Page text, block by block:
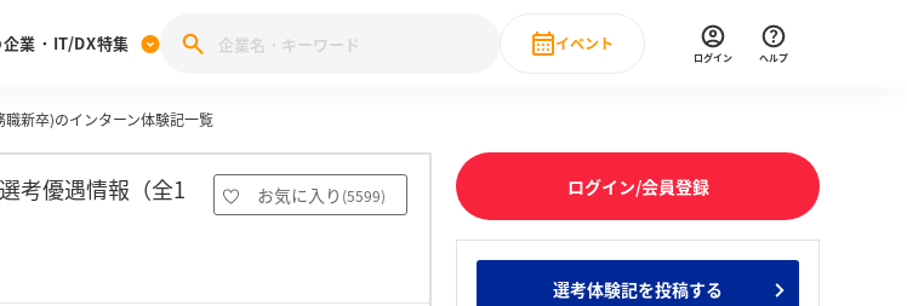
考体験記投稿キャンペーン
企業就職ブランド調査
みんなの新卒就職人気企業ランキング みんなのインターン人気企業ランキ
業・IT/DX特集
業特集
28卒 IT・DX現場社員インタビュー
イベント
直近のイベント一覧
ログイン ヘルプ
職新卒)のインターン体験記一覧
考優遇情報（全1
お気に入り (5599) ログイン/会員登録
選考体験記を投稿する